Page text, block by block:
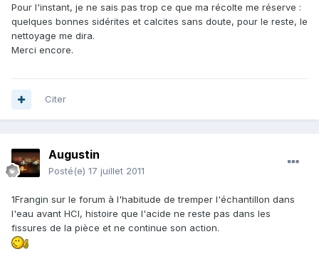
Pour l'instant, je ne sais pas trop ce que ma récolte me réserve :
quelques bonnes sidérites et calcites sans doute, pour le reste, le
nettoyage me dira.
Merci encore.
Citer
Augustin
Posté(e) 17 juillet 2011
1Frangin sur le forum à l'habitude de tremper l'échantillon dans
l'eau avant HCl, histoire que l'acide ne reste pas dans les
fissures de la pièce et ne continue son action.